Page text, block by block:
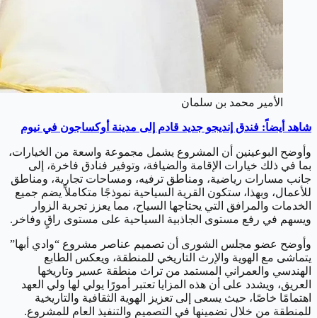
الأمير محمد بن سلمان
شاهد أيضاً: فندق إنديجو جديد قادم إلى مدينة أوكساجون في نيوم
وأوضح البوعينين أن المشروع يشمل مجموعة واسعة من الخيارات،
بما في ذلك خيارات الإقامة والضيافة، وتوفير فنادق فاخرة، إلى
جانب مسارات رياضية، ومناطق ترفيه، ومساحات تجارية، ومناطق
للأعمال، وبهذا، ستكون القرية السياحية نموذجًا متكاملاً يضم جميع
الخدمات والمرافق التي يحتاجها السياح، مما يعزز تجربة الزوار
ويسهم في رفع مستوى الجاذبية السياحية على مستوى راقٍ وفاخر.
وأوضح عضو مجلس الشورى أن تصميم عناصر مشروع “وادي أبها”
يتماشى مع الهوية والإرث التاريخي للمنطقة، ويعكس الطابع
الهندسي والعمراني المستمد من تراث منطقة عسير وتاريخها
العريق، ويشدد على أن هذه المزايا تعتبر أمورًا يولي لها ولي العهد
اهتمامًا خاصًا، حيث يسعى إلى تعزيز الهوية الثقافية والتاريخية
للمنطقة من خلال تضمينها في التصميم والتنفيذ العام للمشروع.